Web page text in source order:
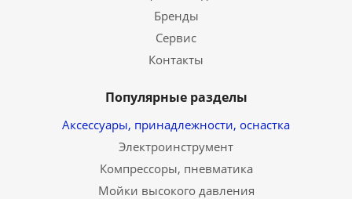
Бренды
Сервис
Контакты
Популярные разделы
Аксессуары, принадлежности, оснастка
Электроинструмент
Компрессоры, пневматика
Мойки высокого давления